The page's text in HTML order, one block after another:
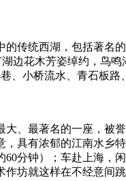
的传统西湖，包括著名
边花木芳姿绰约，鸟
、小桥流水、青石板
、最著名的一座，被
具有浓郁的江南水乡
分钟）；车赴上海，
坊就这样在不经意间